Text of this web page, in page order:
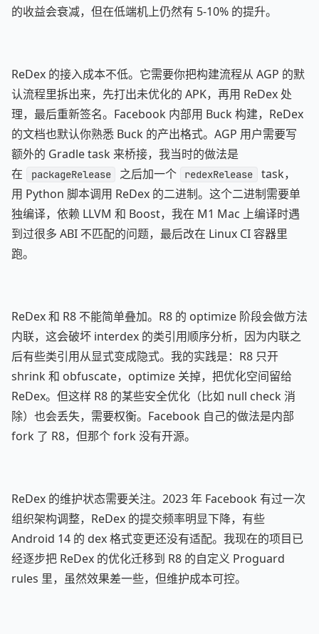
的收益会衰减，但在低端机上仍然有 5-10% 的提升。
ReDex 的接入成本不低。它需要你把构建流程从 AGP 的默
认流程里拆出来，先打出未优化的 APK，再用 ReDex 处
理，最后重新签名。Facebook 内部用 Buck 构建，ReDex
的文档也默认你熟悉 Buck 的产出格式。AGP 用户需要写
额外的 Gradle task 来桥接，我当时的做法是
在
packageRelease 之后加一个 redexRelease
task，
用 Python 脚本调用 ReDex 的二进制。这个二进制需要单
独编译，依赖 LLVM 和 Boost，我在 M1 Mac 上编译时遇
到过很多 ABI 不匹配的问题，最后改在 Linux CI 容器里
跑。
ReDex 和 R8 不能简单叠加。R8 的 optimize 阶段会做方法
内联，这会破坏 interdex 的类引用顺序分析，因为内联之
后有些类引用从显式变成隐式。我的实践是：R8 只开
shrink 和 obfuscate，optimize 关掉，把优化空间留给
ReDex。但这样 R8 的某些安全优化（比如 null check 消
除）也会丢失，需要权衡。Facebook 自己的做法是内部
fork 了 R8，但那个 fork 没有开源。
ReDex 的维护状态需要关注。2023 年 Facebook 有过一次
组织架构调整，ReDex 的提交频率明显下降，有些
Android 14 的 dex 格式变更还没有适配。我现在的项目已
经逐步把 ReDex 的优化迁移到 R8 的自定义 Proguard
rules 里，虽然效果差一些，但维护成本可控。